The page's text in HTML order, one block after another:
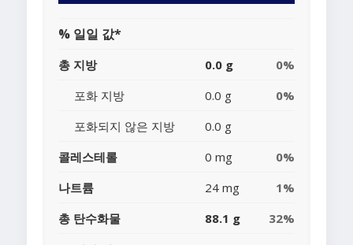
% 일일 값*
총 지방 0.0 g
0%
포화 지방
0.0 g
0%
포화되지 않은 지방
0.0 g
콜레스테롤
0 mg
0%
나트륨
24 mg
1%
총 탄수화물
88.1 g
32%